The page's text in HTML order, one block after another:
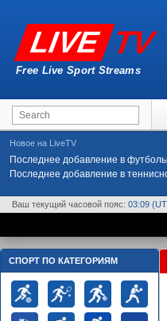
LIVE TV
Free Live Sport Streams
Новое на LiveTV
Последнее добавление в
Последнее добавление в
Ваш текущий часовой пояс: 03:09
СПОРТ ПО КАТЕГОРИЯМ